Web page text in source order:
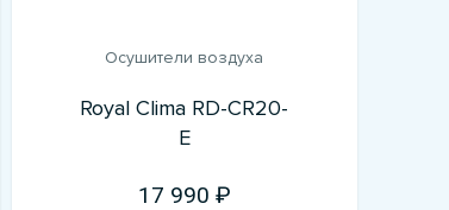
Осушители воздуха
Royal Clima RD-CR20-
E
17 990